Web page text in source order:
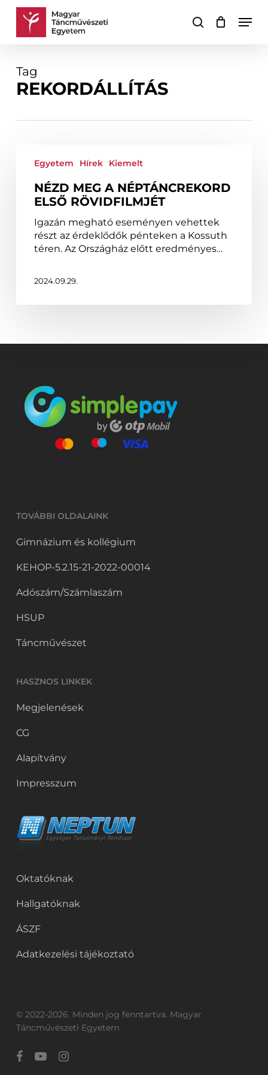
Skip
keresés
Kosár Kosár
Tag
REKORDÁLLÍTÁS
meg
néptáncrekord
rövidfilmjét
Egyetem Hírek Kiemelt
NÉZD MEG A NÉPTÁNCREKORD
ELSŐ RÖVIDFILMJÉT
Igazán megható eseményen vehettek
részt az érdeklődők pénteken a Kossuth
téren. Az Országház előtt eredményes…
2024.09.29.
TOVÁBBI OLDALAINK
Gimnázium és kollégium
KEHOP-5.2.15-21-2022-00014
Adószám/Számlaszám
HSUP
Táncművészet
HASZNOS LINKEK
Megjelenések
CG
Alapítvány
Impresszum
Oktatóknak
Hallgatóknak
ÁSZF
Adatkezelési tájékoztató
© 2022-2026. Minden jog fenntartva. Magyar
Táncművészeti Egyetem
facebookyoutubeinstagram